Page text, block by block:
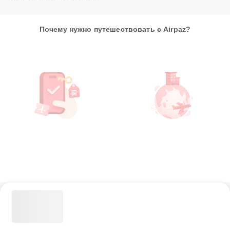
Почему нужно путешествовать с Airpaz?